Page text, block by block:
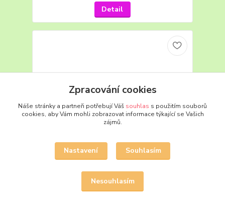
Detail
4883 Mongolsko, OH, xx
Zpracování cookies
Náše stránky a partneři potřebují Váš souhlas s použitím souborů
cookies, aby Vám mohli zobrazovat informace týkající se Vašich
zájmů.
Nastavení Souhlasím
Nesouhlasím